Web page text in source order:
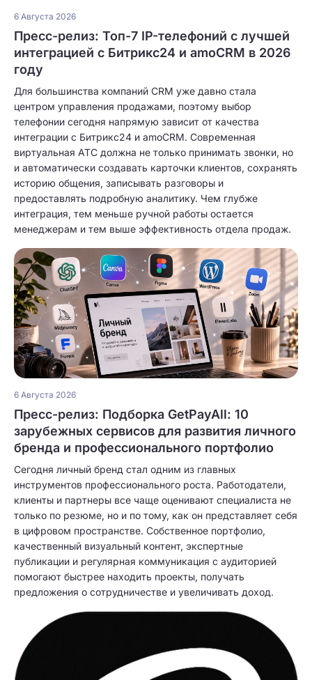
6 Августа 2026
Пресс-релиз: Топ-7 IP-телефоний с лучшей
интеграцией с Битрикс24 и amoCRM в 2026
году
Для большинства компаний CRM уже давно стала
центром управления продажами, поэтому выбор
телефонии сегодня напрямую зависит от качества
интеграции с Битрикс24 и amoCRM. Современная
виртуальная АТС должна не только принимать звонки, но
и автоматически создавать карточки клиентов, сохранять
историю общения, записывать разговоры и
предоставлять подробную аналитику. Чем глубже
интеграция, тем меньше ручной работы остается
менеджерам и тем выше эффективность отдела продаж.
6 Августа 2026
Пресс-релиз: Подборка GetPayAll: 10
зарубежных сервисов для развития личного
бренда и профессионального портфолио
Сегодня личный бренд стал одним из главных
инструментов профессионального роста. Работодатели,
клиенты и партнеры все чаще оценивают специалиста не
только по резюме, но и по тому, как он представляет себя
в цифровом пространстве. Собственное портфолио,
качественный визуальный контент, экспертные
публикации и регулярная коммуникация с аудиторией
помогают быстрее находить проекты, получать
предложения о сотрудничестве и увеличивать доход.